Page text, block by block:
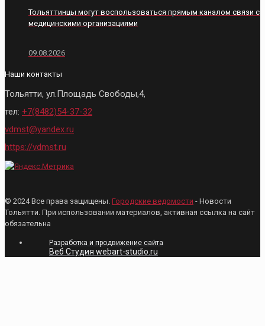
Тольяттинцы могут воспользоваться прямым каналом связи с
медицинскими организациями
09.08.2026
Наши контакты
Тольятти, ул.Площадь Свободы,4,
тел: +7(8482)54-37-32
vdmst@yandex.ru
https://vdmst.ru
© 2024 Все права защищены. Городские ведомости - Новости
Тольятти. При использовании материалов, активная ссылка на сайт
обязательна
Разработка и продвижение сайта
Веб Студия webart-studio.ru